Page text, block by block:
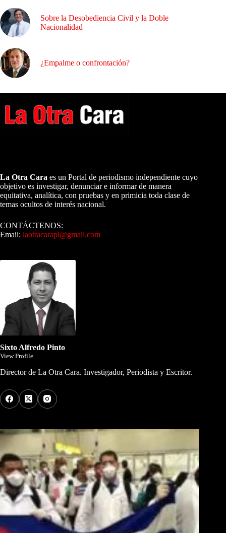
Sobre la Desobediencia Civil y la Doble
Nacionalidad
¿Empalme o confrontación?
La Otra Cara es un Portal de periodismo independiente cuyo
objetivo es investigar, denunciar e informar de manera
equitativa, analítica, con pruebas y en primicia toda clase de
temas ocultos de interés nacional.
CONTÁCTENOS:
Email: laotracarapi@gmail.com
Sixto Alfredo Pinto
View Profile
Director de La Otra Cara. Investigador, Periodista y Escritor.